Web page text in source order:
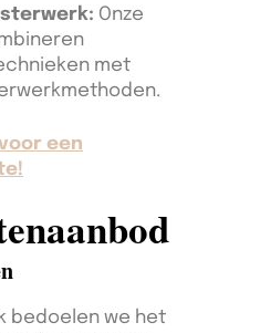
Onze
met
een
bedoelen we het